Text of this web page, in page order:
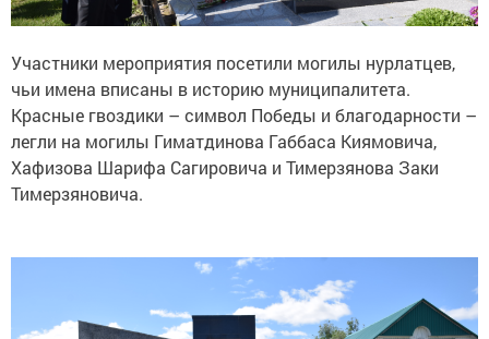
Участники мероприятия посетили могилы нурлатцев,
чьи имена вписаны в историю муниципалитета.
Красные гвоздики – символ Победы и благодарности –
легли на могилы Гиматдинова Габбаса Киямовича,
Хафизова Шарифа Сагировича и Тимерзянова Заки
Тимерзяновича.